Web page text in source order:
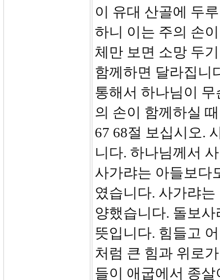
이 유대 산골에 두
하니 이는 주의 손
체만 보면 소망 두
함께하면 달라집니
통해서 하나님이
의 손이 함께하실
67 68절 보십시오.
니다. 하나님께서
사가랴는 아들보다
였습니다. 사가랴
양했습니다. 돌보
뜻입니다. 힘들고
처럼 큰 힘과 위로
들이 애굽에서 종